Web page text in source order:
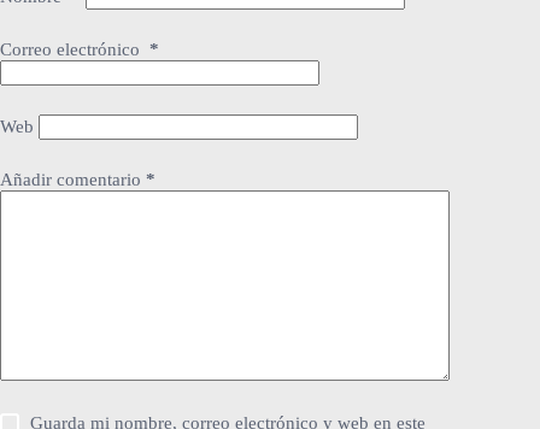
Correo electrónico *
Web
Añadir comentario *
Guarda mi nombre, correo electrónico y web en este